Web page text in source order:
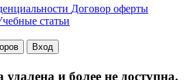
Договор оферты
статьи
Вход
и более не доступна.